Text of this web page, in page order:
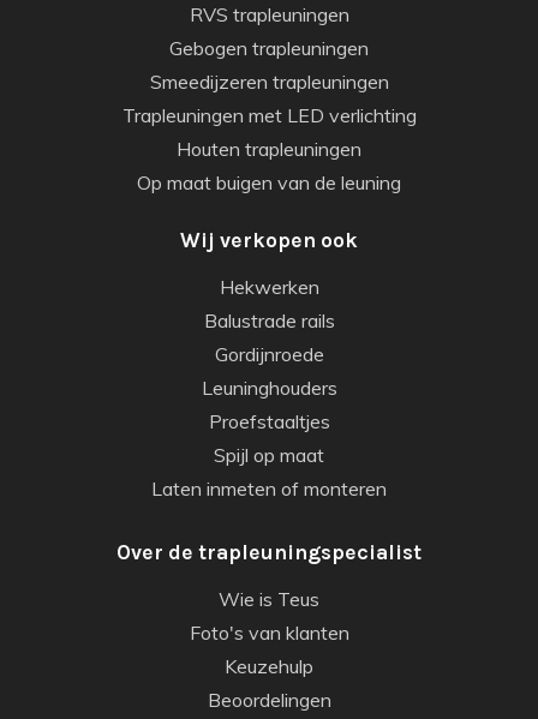
RVS trapleuningen
Gebogen trapleuningen
Smeedijzeren trapleuningen
Trapleuningen met LED verlichting
Houten trapleuningen
Op maat buigen van de leuning
Wij verkopen ook
Hekwerken
Balustrade rails
Gordijnroede
Leuninghouders
Proefstaaltjes
Spijl op maat
Laten inmeten of monteren
Over de trapleuningspecialist
Wie is Teus
Foto's van klanten
Keuzehulp
Beoordelingen